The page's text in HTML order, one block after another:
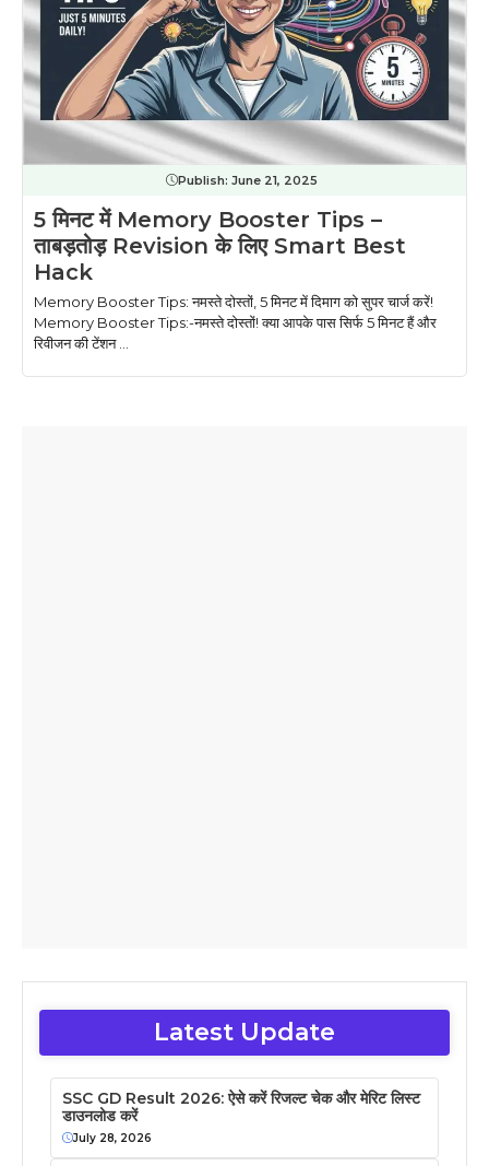
Publish: June 21, 2025
5 मिनट में Memory Booster Tips –
ताबड़तोड़ Revision के लिए Smart Best
Hack
Memory Booster Tips: नमस्ते दोस्तों, 5 मिनट में दिमाग को सुपर चार्ज करें!
Memory Booster Tips:-नमस्ते दोस्तों! क्या आपके पास सिर्फ 5 मिनट हैं और
रिवीजन की टेंशन ...
Latest Update
SSC GD Result 2026: ऐसे करें रिजल्ट चेक और मेरिट लिस्ट
डाउनलोड करें
July 28, 2026